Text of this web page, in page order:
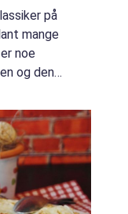
på
mange
noe
og den
Denne